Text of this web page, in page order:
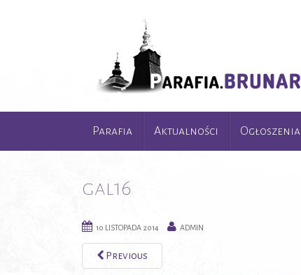
Parafia Aktualności Ogłoszenia
gal16
10 LISTOPADA 2014 ADMIN
Previous